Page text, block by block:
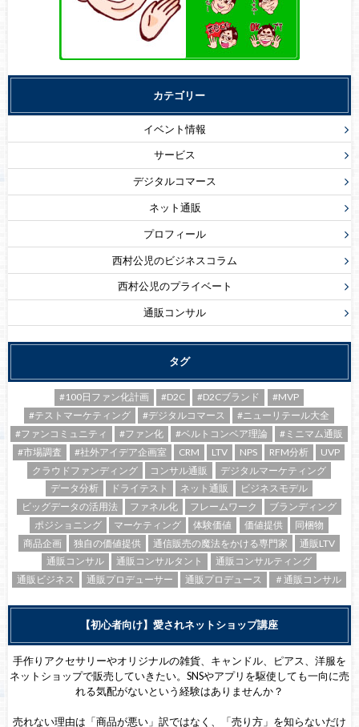
カテゴリー
イベント情報
サービス
デジタルコマース
ネット通販
プロフィール
西村公児のビジネスコラム
西村公児のプライベート
通販コンサル
タグ
#100日ファン化計画 #D2C #D2Cブランド
#MVP
#テストマーケティング
#デジタルコマース
#ニューリテール大全
#ファンコミュニティ
#ファン化 #ベルトコンベア理論
#ミニマム通販
#市場調査
#社外アイデア企画室 CRM LTV NPS RFM分析
UVP
クラウドファンディング
コンサル通販
デジタルマーケティング
データ分析
ドライテスト ネット通販
ビジネスモデル
ビッグデータの活用法
ファネル化 フレームワーク
ブランディング
ポジショニング
マーケティング 体験価値 価値提供
同梱物
商品企画
独自の価値提供 通信販売の魔法をかける専門家
通販LTV
通販コンサル
通販コンサルタント
通販コンサルティング
通販ビジネス
通販プロデューサー 通販プロデュース ＃通販コンサル
【初心者向け】愛されネットショップ講座
手作りアクセサリーやオリジナルの雑貨、キャンドル、ピアス、洋服を
ネットショップで販売していきたい。SNSやアプリを駆使しても一向に売
れる気配がないという経験はありませんか？
売れない理由は「商品が悪い」訳ではなく、「売り方」を知らないだけ